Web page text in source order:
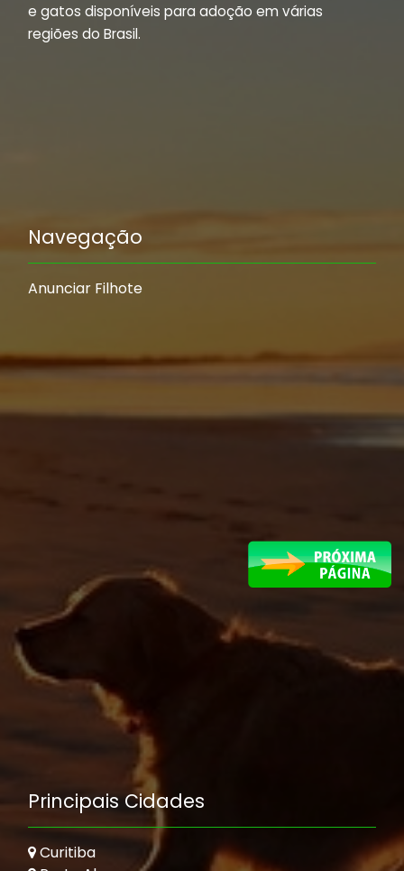
e gatos disponíveis para adoção em várias
regiões do Brasil.
Navegação
Anunciar Filhote
Principais Cidades
Curitiba